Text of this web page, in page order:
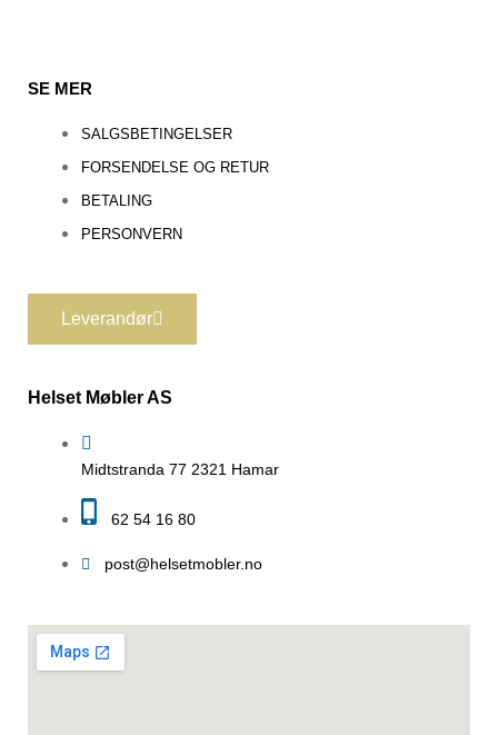
SE MER
SALGSBETINGELSER
FORSENDELSE OG RETUR
BETALING
PERSONVERN
Leverandør
Helset Møbler AS
Midtstranda 77 2321 Hamar
62 54 16 80
post@helsetmobler.no